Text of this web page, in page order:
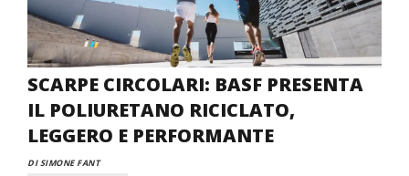
SCARPE CIRCOLARI: BASF PRESENTA
IL POLIURETANO RICICLATO,
LEGGERO E PERFORMANTE
DI SIMONE FANT